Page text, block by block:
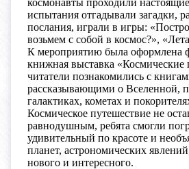
испытания отгадывали загадки,
послания, играли в игры:
возьмем с собой в космос?»,
К мероприятию была оформлена
книжная выставка
читатели познакомились с
рассказывающими о Вселенной,
галактиках, кометах и
Космическое путешествие не
равнодушным, ребята смогли
удивительный по красоте и
планет, астрономических
нового и интересного.